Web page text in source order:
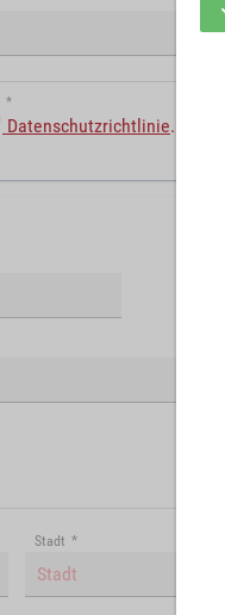
*
Datenschutzrichtlinie.
Stadt *